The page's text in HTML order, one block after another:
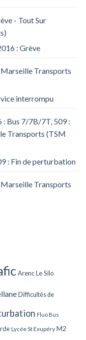
- Tout Sur
: Grève
Transports
interrompu
: Bus 7/7B/7T, 509 :
Transports (TSM
: Fin de perturbation
Transports
Arenc Le Silo
Difficultés de
Fluo Bus
Lycée St Exupéry M2